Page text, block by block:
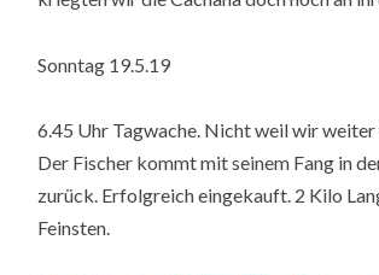
Sonntag 19.5.19
6.45 Uhr Tagwache. Nicht weil wir weiter
Der Fischer kommt mit seinem Fang in
zurück. Erfolgreich eingekauft. 2 Kilo
Feinsten.